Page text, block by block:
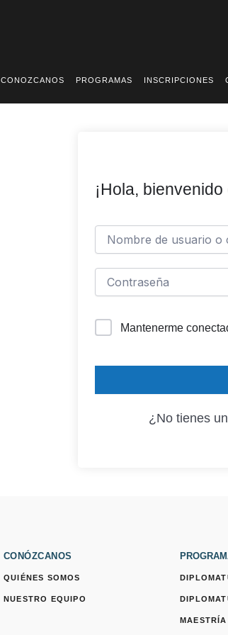
CONOZCANOS PROGRAMAS INSCRIPCIONES
¡Hola,
Mantenerme
¿No tienes
CONÓZCANOS
QUIÉNES SOMOS
NUESTRO EQUIPO